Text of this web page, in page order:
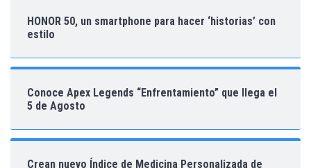
HONOR 50, un smartphone para hacer ‘historias’ con
estilo
Conoce Apex Legends “Enfrentamiento” que llega el
5 de Agosto
Crean nuevo Índice de Medicina Personalizada de